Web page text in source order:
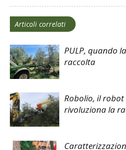
Articoli correlati
PULP, quando
raccolta
Robolio, il
rivoluziona la